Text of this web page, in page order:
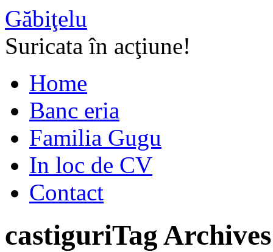
Găbiţelu
Suricata în acţiune!
Home
Banc eria
Familia Gugu
In loc de CV
Contact
castiguriTag Archives